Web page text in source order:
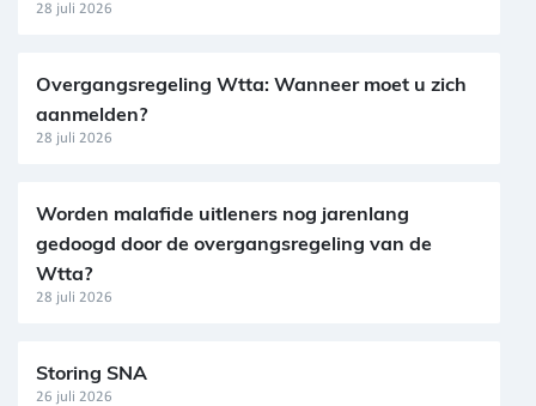
28 juli 2026
Overgangsregeling Wtta: Wanneer moet u zich
aanmelden?
28 juli 2026
Worden malafide uitleners nog jarenlang
gedoogd door de overgangsregeling van de
Wtta?
28 juli 2026
Storing SNA
26 juli 2026